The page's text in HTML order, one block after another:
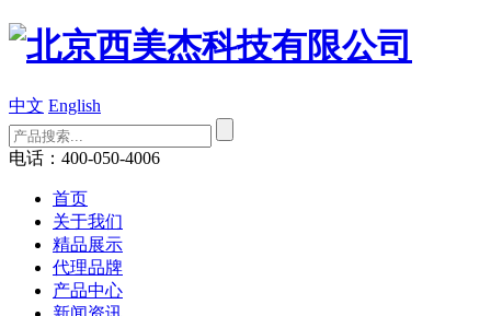
中文 English
电话：400-050-4006
首页
关于我们
精品展示
代理品牌
产品中心